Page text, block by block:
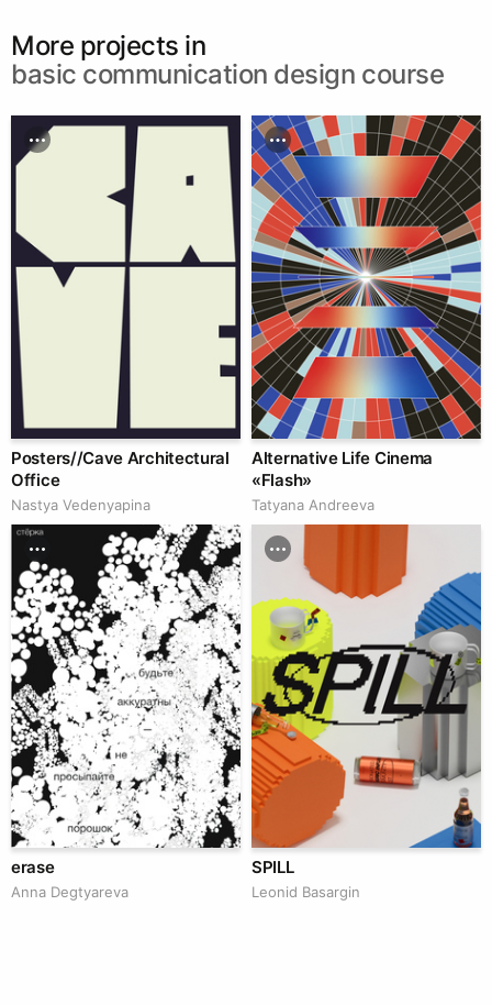
More projects in
basic communication design course
Posters//Cave Architectural
Office
Nastya Vedenyapina
Alternative Life Cinema
«Flash»
Tatyana Andreeva
erase
Anna Degtyareva
SPILL
Leonid Basargin